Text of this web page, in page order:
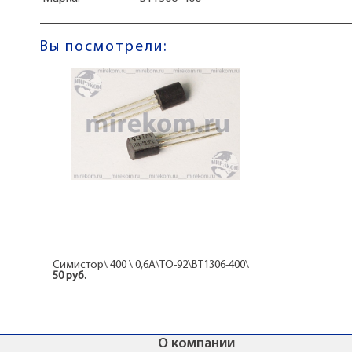
Вы посмотрели:
Симистор\ 400 \ 0,6А\TO-92\BT1306-400\
50 руб.
О компании